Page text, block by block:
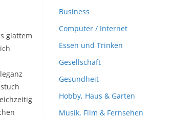
glattem
Business
Computer / Internet
Essen und Trinken
Gesellschaft
Gesundheit
Hobby, Haus & Garten
Musik, Film & Fernsehen